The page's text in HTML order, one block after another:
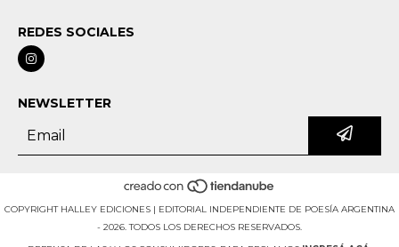
REDES SOCIALES
NEWSLETTER
COPYRIGHT HALLEY EDICIONES | EDITORIAL INDEPENDIENTE DE POESÍA ARGENTINA
- 2026. TODOS LOS DERECHOS RESERVADOS.